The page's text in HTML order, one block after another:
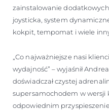
zainstalowanie
joysticka, system
kokpit, tempomat i wiele
„Co najważniejsze nasi
wydajność” – wyjaśnił
doświadczał czystej
supersamochodem w wersji
odpowiednim